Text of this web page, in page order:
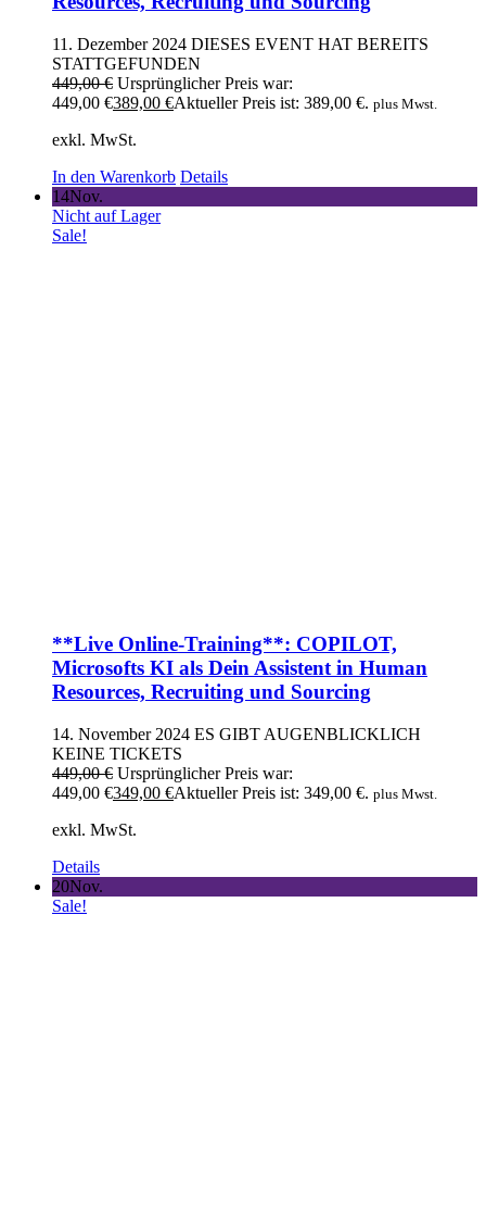
11. Dezember 2024 DIESES EVENT HAT BEREITS
STATTGEFUNDEN
449,00€ Ursprünglicher Preis war:
449,00 €389,00 €Aktueller Preis ist: 389,00 €. plus Mwst.
exkl. MwSt.
In den Warenkorb Details
14Nov.
Nicht auf Lager
Sale!
**Live Online-Training**: COPILOT,
Microsofts KI als Dein Assistent in Human
Resources, Recruiting und Sourcing
14. November 2024 ES GIBT AUGENBLICKLICH
KEINE TICKETS
449,00€ Ursprünglicher Preis war:
449,00 €349,00 €Aktueller Preis ist: 349,00 €. plus Mwst.
exkl. MwSt.
Details
20Nov.
Sale!